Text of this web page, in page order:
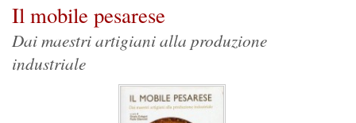
Il mobile pesarese
Dai maestri artigiani alla produzione
industriale